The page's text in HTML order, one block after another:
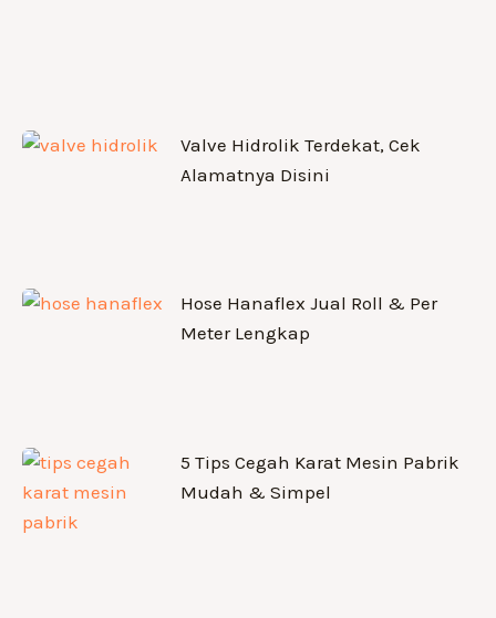
Valve Hidrolik Terdekat, Cek
Alamatnya Disini
Hose Hanaflex Jual Roll & Per
Meter Lengkap
5 Tips Cegah Karat Mesin Pabrik
Mudah & Simpel